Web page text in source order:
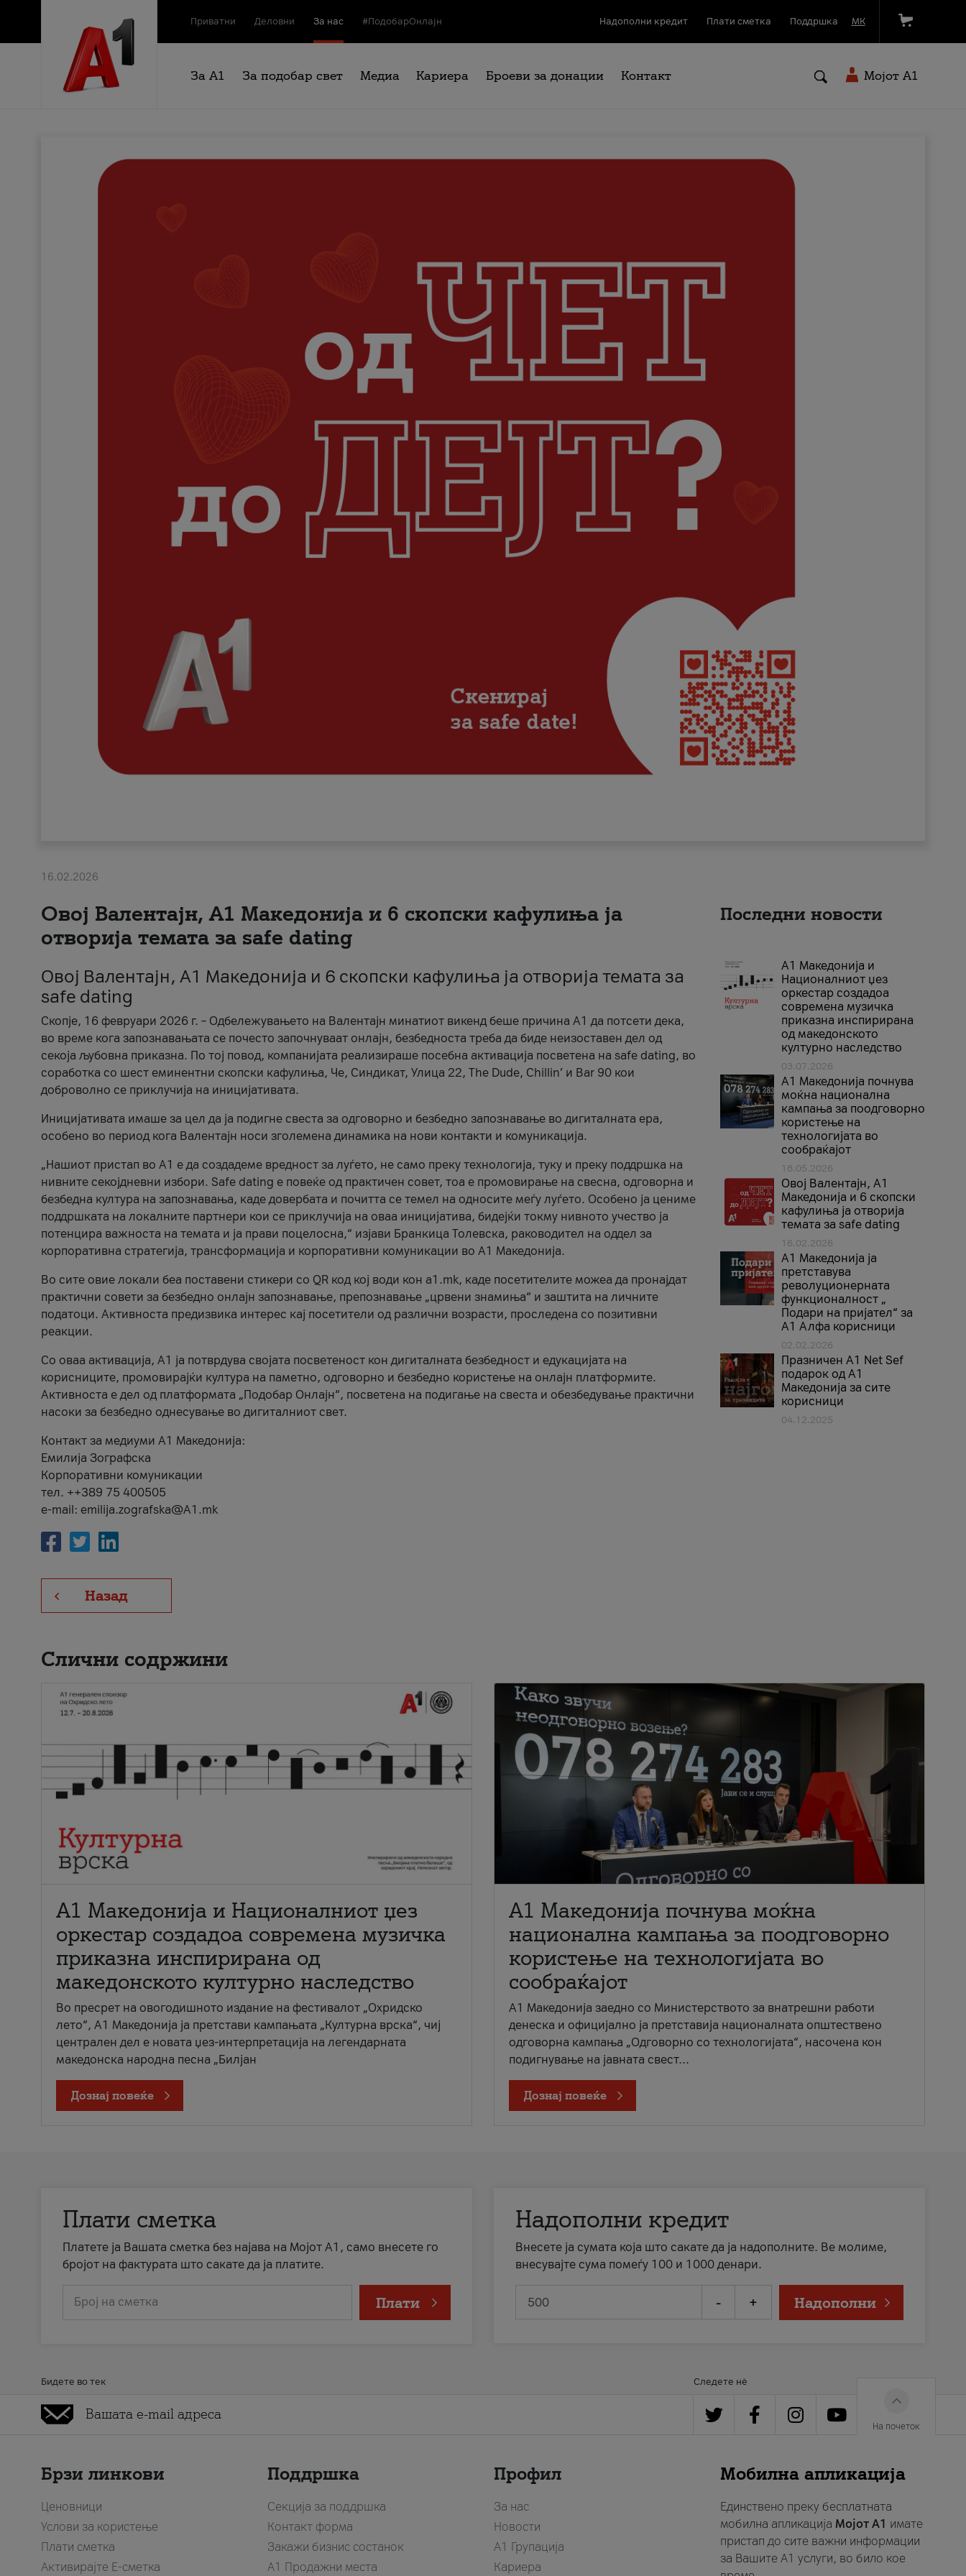
Приватни Деловни За нас #ПодобарОнлајн Надополни кредит Плати сметка Поддршка МК
За А1 За подобар свет Медиа Кариера Броеви за донации Контакт Мојот A1
16.02.2026
Овој Валентајн, A1 Македонија и 6 скопски кафулиња ја
отворија темата за safe dating
Овој Валентајн, A1 Македонија и 6 скопски кафулиња ја отворија темата за
safe dating
Скопје, 16 февруари 2026 г. – Одбележувањето на Валентајн минатиот викенд беше причина А1 да потсети дека,
во време кога запознавањата се почесто започнуваат онлајн, безбедноста треба да биде неизоставен дел од
секоја љубовна приказна. По тој повод, компанијата реализираше посебна активација посветена на safe dating, во
соработка со шест еминентни скопски кафулиња, Че, Синдикат, Улица 22, The Dude, Chillin’ и Bar 90 кои
доброволно се приклучија на иницијативата.
Иницијативата имаше за цел да ја подигне свеста за одговорно и безбедно запознавање во дигиталната ера,
особено во период кога Валентајн носи зголемена динамика на нови контакти и комуникација.
„Нашиот пристап во А1 е да создадеме вредност за луѓето, не само преку технологија, туку и преку поддршка на
нивните секојдневни избори. Safe dating е повеќе од практичен совет, тоа е промовирање на свесна, одговорна и
безбедна култура на запознавања, каде довербата и почитта се темел на односите меѓу луѓето. Особено ја цениме
поддршката на локалните партнери кои се приклучија на оваа иницијатива, бидејќи токму нивното учество ја
потенцира важноста на темата и ја прави поцелосна,“ изјави Бранкица Толевска, раководител на оддел за
корпоративна стратегија, трансформација и корпоративни комуникации во А1 Македонија.
Во сите овие локали беа поставени стикери со QR код кој води кон a1.mk, каде посетителите можеа да пронајдат
практични совети за безбедно онлајн запознавање, препознавање „црвени знамиња“ и заштита на личните
податоци. Активноста предизвика интерес кај посетители од различни возрасти, проследена со позитивни
реакции.
Со оваа активација, А1 ја потврдува својата посветеност кон дигиталната безбедност и едукацијата на
корисниците, промовирајќи култура на паметно, одговорно и безбедно користење на онлајн платформите.
Активноста е дел од платформата „Подобар Онлајн“, посветена на подигање на свеста и обезбедување практични
насоки за безбедно однесување во дигиталниот свет.
Контакт за медиуми А1 Македонија:
Емилија Зографска
Корпоративни комуникации
тел. ++389 75 400505
e-mail: emilija.zografska@A1.mk
Назад
Последни новости
А1 Македонија и
Националниот џез
оркестар создадоа
современа музичка
приказна инспирирана
од македонското
културно наследство
03.07.2026
A1 Македонија почнува
моќна национална
кампања за поодговорно
користење на
технологијата во
сообраќајот
18.05.2026
Овој Валентајн, A1
Македонија и 6 скопски
кафулиња ја отворија
темата за safe dating
16.02.2026
А1 Македонија ја
претставува
револуционерната
функционалност „
Подари на пријател“ за
А1 Алфа корисници
02.02.2026
Празничен A1 Net Sеf
подарок од А1
Македонија за сите
корисници
04.12.2025
Слични содржини
А1 Македонија и Националниот џез
оркестар создадоа современа музичка
приказна инспирирана од
македонското културно наследство
Во пресрет на овогодишното издание на фестивалот „Охридско
лето“, А1 Македонија ја претстави кампањата „Културна врска“, чиј
централен дел е новата џез-интерпретација на легендарната
македонска народна песна „Билјан
Дознај повеќе
A1 Македонија почнува моќна
национална кампања за поодговорно
користење на технологијата во
сообраќајот
A1 Македонија заедно со Министерството за внатрешни работи
денеска и официјално ја претставија националната општествено
одговорна кампања „Одговорно со технологијата“, насочена кон
подигнување на јавната свест...
Дознај повеќе
Плати сметка
Платете ја Вашата сметка без најава на Мојот А1, само внесете го
бројот на фактурата што сакате да ја платите.
Број на сметка Плати
Надополни кредит
Внесете ја сумата која што сакате да ја надополните. Ве молиме,
внесувајте сума помеѓу 100 и 1000 денари.
- + Надополни
Бидете во тек Следете нè
На почеток
Брзи линкови
Ценовници
Услови за користење
Плати сметка
Активирајте Е-сметка
Поддршка
Секција за поддршка
Контакт форма
Закажи бизнис состанок
A1 Продажни места
Профил
За нас
Новости
А1 Групација
Кариера
Мобилна апликација
Единствено преку бесплатната
мобилна апликација Мојот A1 имате
пристап до сите важни информации
за Вашите A1 услуги, во било кое